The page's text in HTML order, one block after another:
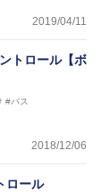
2019/04/11
トロール【ボ
#パス
2018/12/06
ロール